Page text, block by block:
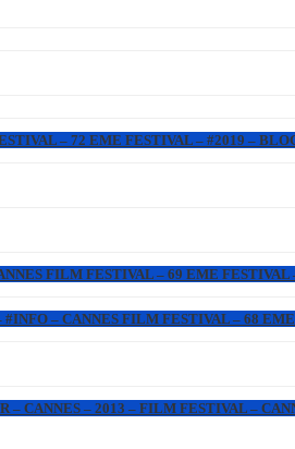
– 72 EME FESTIVAL – #2019 –
FILM FESTIVAL – 69 EME
– CANNES FILM FESTIVAL – 68
– CANNES – 2013 – FILM FESTIVAL –